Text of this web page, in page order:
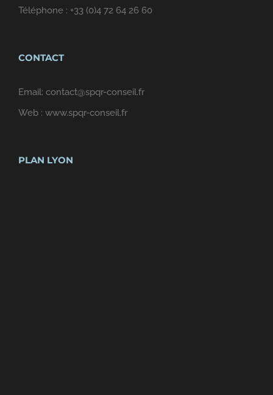
Téléphone : +33 (0)4 72 64 26 60
CONTACT
Email: contact@spqr-conseil.fr
Web : www.spqr-conseil.fr
PLAN LYON